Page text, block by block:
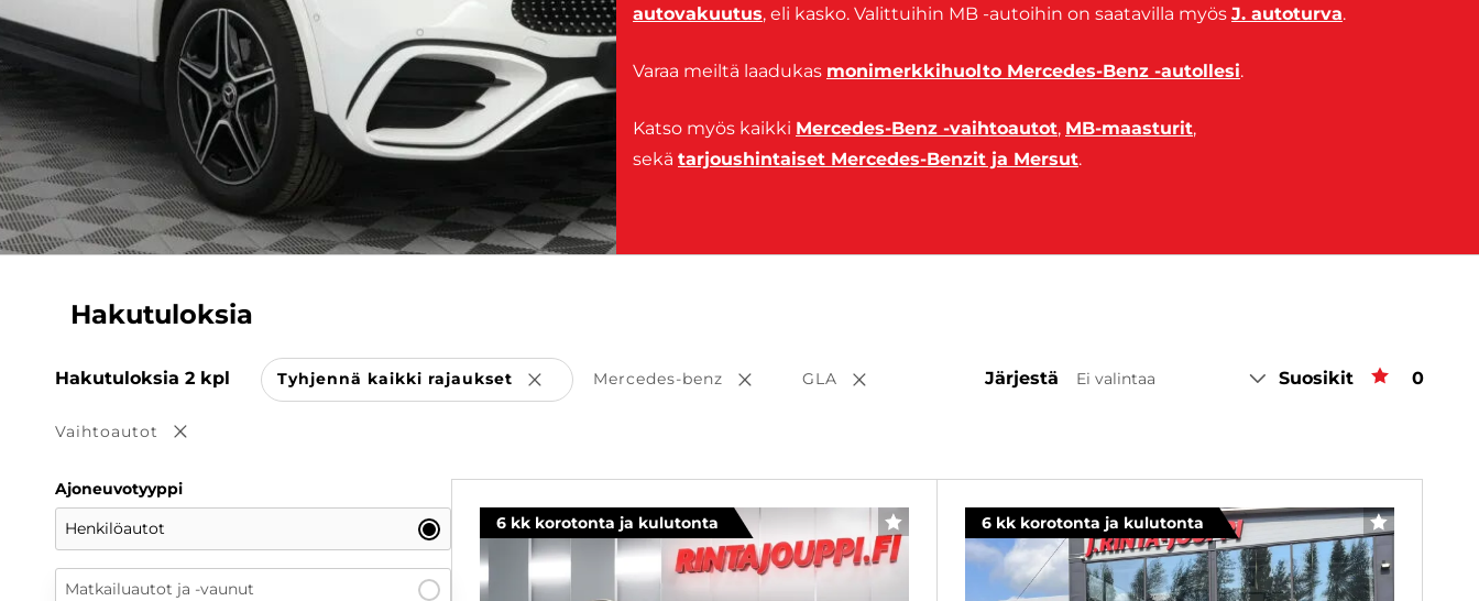
autovakuutus, eli kasko. Valittuihin MB -autoihin on saatavilla myös J. autoturva.
Varaa meiltä laadukas monimerkkihuolto Mercedes-Benz -autollesi.
Katso myös kaikki Mercedes-Benz -vaihtoautot, MB-maasturit,
sekä tarjoushintaiset Mercedes-Benzit ja Mersut.
Hakutuloksia
Hakutuloksia 2 kpl Tyhjennä kaikki rajaukset Poista valinta
Mercedes-benz Poista valinta
GLA Poista valinta
Vaihtoautot Poista valinta
Järjestä Ei valintaa Suosikit 0
Ajoneuvotyyppi
Henkilöautot
Matkailuautot ja -vaunut
6 kk korotonta ja kulutonta SUOSIKKI 6 kk korotonta ja kulutonta SUOSIKKI